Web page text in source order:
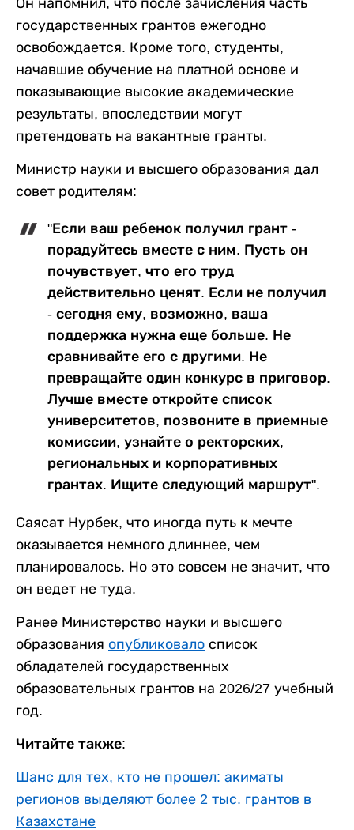
государственных грантов ежегодно
освобождается. Кроме того, студенты,
начавшие обучение на платной основе и
показывающие высокие академические
результаты, впоследствии могут
претендовать на вакантные гранты.
Министр науки и высшего образования дал
совет родителям:
"Если ваш ребенок получил грант -
порадуйтесь вместе с ним. Пусть он
почувствует, что его труд
действительно ценят. Если не получил
- сегодня ему, возможно, ваша
поддержка нужна еще больше. Не
сравнивайте его с другими. Не
превращайте один конкурс в приговор.
Лучше вместе откройте список
университетов, позвоните в приемные
комиссии, узнайте о ректорских,
региональных и корпоративных
грантах. Ищите следующий маршрут".
Саясат Нурбек, что иногда путь к мечте
оказывается немного длиннее, чем
планировалось. Но это совсем не значит, что
он ведет не туда.
Ранее Министерство науки и высшего
образования опубликовало список
обладателей государственных
образовательных грантов на 2026/27 учебный
год.
Читайте также:
Шанс для тех, кто не прошел: акиматы
регионов выделяют более 2 тыс. грантов в
Казахстане